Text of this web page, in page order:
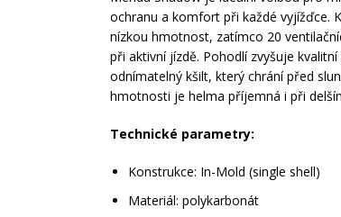
ochranu a komfort při každé vyjížďce.
nízkou hmotnost, zatímco 20
při aktivní jízdě. Pohodlí zvyšuje
odnímatelný kšilt, který chrání před
hmotnosti je helma příjemná i při
Technické parametry:
Konstrukce: In-Mold (single shell)
Materiál: polykarbonát